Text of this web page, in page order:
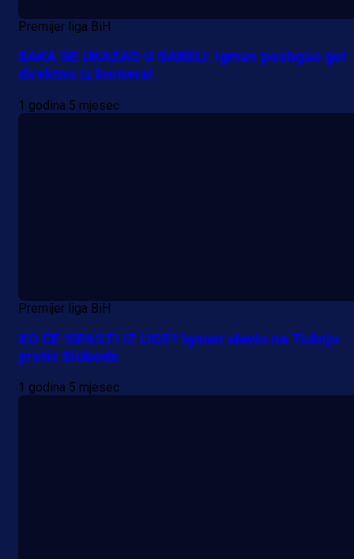
Premijer liga BiH
BAKA SE UKAZAO U GABELI: Igman postigao gol
direktno iz kornera!
1 godina 5 mjesec
Premijer liga BiH
KO ĆE ISPASTI IZ LIGE? Igman slavio na Tušnju
protiv Slobode
1 godina 5 mjesec